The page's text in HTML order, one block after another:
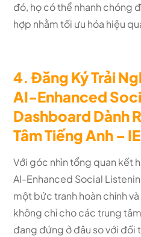
đó, họ có thể nhanh chóng
hợp nhằm tối ưu hóa hiệu
4. Đăng Ký Trải
AI-Enhanced
Dashboard Dành
Tâm Tiếng Anh –
Với góc nhìn tổng quan kết
AI-Enhanced Social
một bức tranh hoàn chỉnh
không chỉ cho các trung
đang đứng ở đâu so với đối